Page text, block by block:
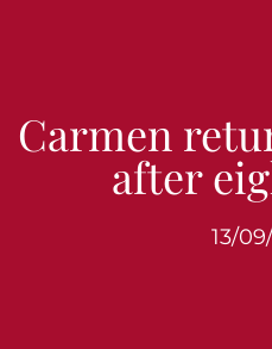
Carmen
after
13/